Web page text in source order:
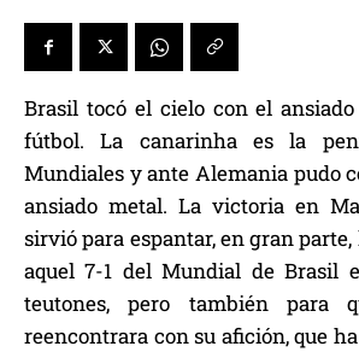
Brasil tocó el cielo con el
fútbol. La canarinha es la
Mundiales y ante Alemania pudo
ansiado metal. La victoria en
sirvió para espantar, en gran
aquel 7-1 del Mundial de Brasil
teutones, pero también para
reencontrara con su afición, que